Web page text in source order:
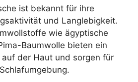
ist bekannt für ihre
und Langlebigkeit.
wie ägyptische
Baumwolle bieten ein
der Haut und sorgen für